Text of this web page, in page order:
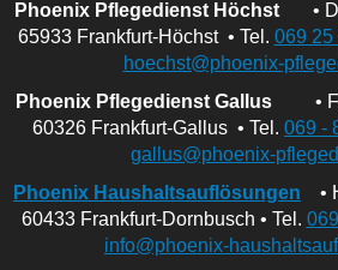
Phoenix Pflegedienst Höchst •
65933 Frankfurt-Höchst • Tel. 069 25
hoechst@phoenix-
Phoenix Pflegedienst Gallus•
60326 Frankfurt-Gallus • Tel. 069 -
gallus@phoenix-
Phoenix Haushaltsauflösungen •
60433 Frankfurt-Dornbusch • Tel.
info@phoenix-